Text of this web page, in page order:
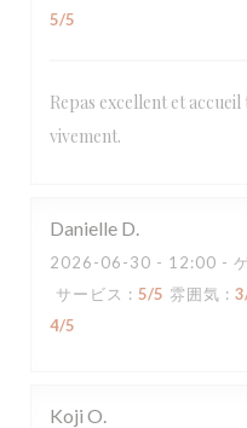
5/5
Repas excellent et
vivement.
Danielle D
2026-06-30 - 12:00 -
サービス : 5/5 雰囲気 : 3
4/5
Koji O